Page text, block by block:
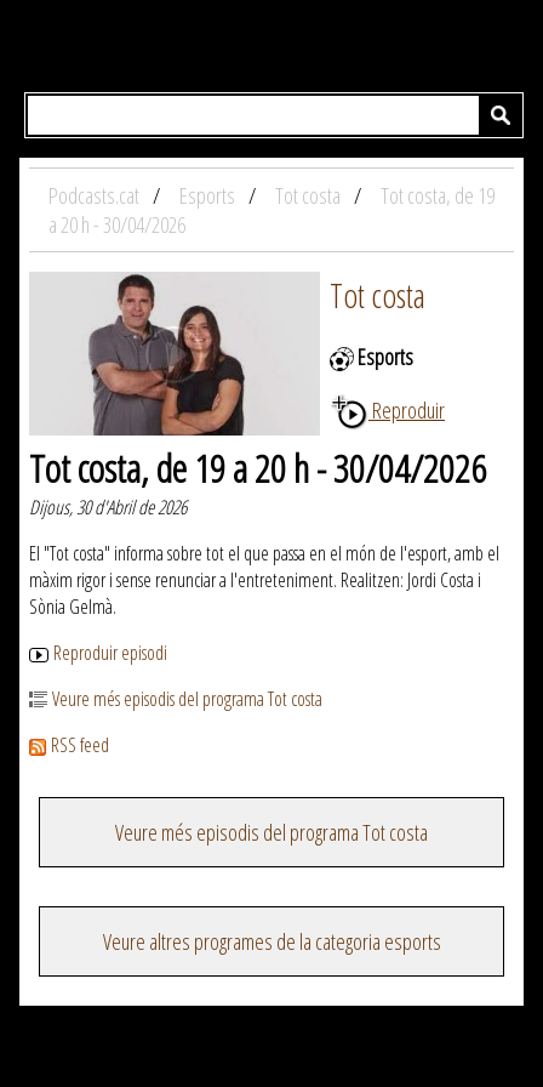
Podcasts.cat Esports Tot costa
Tot costa, de 19
a 20 h - 30/04/2026
Tot costa
Esports
Reproduir
Tot costa, de 19 a 20 h - 30/04/2026
Dijous, 30 d'Abril de 2026
El "Tot costa" informa sobre tot el que passa en el món de l'esport, amb el
màxim rigor i sense renunciar a l'entreteniment. Realitzen: Jordi Costa i
Sònia Gelmà.
Reproduir episodi
Veure més episodis del programa Tot costa
RSS feed
Veure més episodis del programa Tot costa
Veure altres programes de la categoria esports